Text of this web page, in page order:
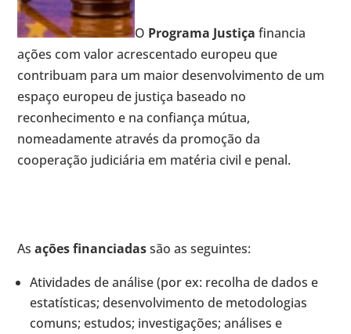
O Programa Justiça financia
ações com valor acrescentado europeu que
contribuam para um maior desenvolvimento de um
espaço europeu de justiça baseado no
reconhecimento e na confiança mútua,
nomeadamente através da promoção da
cooperação judiciária em matéria civil e penal.
Asações financiadassão as seguintes:
Atividades de análise (por ex: recolha de dados e
estatísticas; desenvolvimento de metodologias
comuns; estudos; investigações; análises e